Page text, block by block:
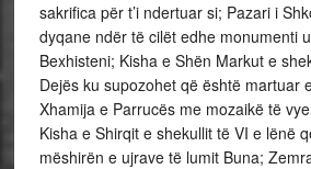
sakrifica për t’i ndertuar si; Pazari i
dyqane ndër të cilët edhe monumenti
Bexhisteni; Kisha e Shën Markut e
Dejës ku supozohet që është martuar
Xhamija e Parrucës me mozaikë të
Kisha e Shirqit e shekullit të VI e lënë
mëshirën e ujrave të lumit Buna;